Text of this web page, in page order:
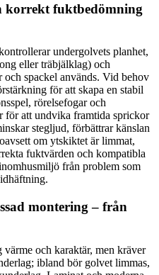
korrekt fuktbedömning
undergolvets planhet,
eller träbjälklag) och
och spackel används. Vid behov
för att skapa en stabil
rörelsefogar och
för att undvika framtida sprickor
stegljud, förbättrar känslan
om ytskiktet är limmat,
fuktvärden och kompatibla
från problem som
montering – från
och karaktär, men kräver
ibland bör golvet limmas,